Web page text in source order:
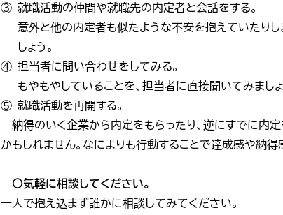
③ 就職活動の仲間や就職先の内定者と会話をする。
意外と他の内定者も似たような不安を抱えていたりし
しょう。
④ 担当者に問い合わせをしてみる。
もやもやしていることを、担当者に直接聞いてみましょ
⑤ 就職活動を再開する。
納得のいく企業から内定をもらったり、逆にすでに内
かもしれません。なによりも行動することで達成感や納
〇気軽に相談してください。
一人で抱え込まず誰かに相談してみてください。